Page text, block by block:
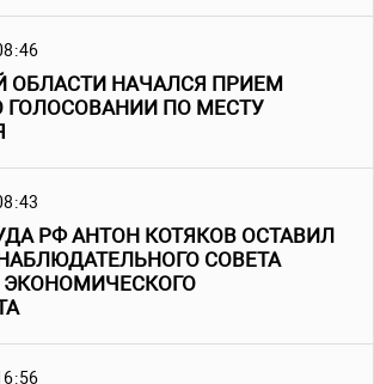
ОБЛАСТИ НАЧАЛСЯ ПРИЕМ
ГОЛОСОВАНИИ ПО МЕСТУ
РФ АНТОН КОТЯКОВ ОСТАВИЛ
СОВЕТА